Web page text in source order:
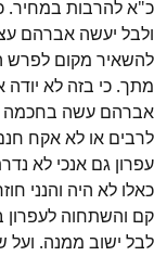
כ"א להרבות במחיר.
ולבל יעשה אברהם
להשאיר מקום לפרש
מתך. כי בזה לא יודה
אברהם עשה בחכמה
לרבים או לא אקח
עפרון גם אנכי לא
כאלו לא היה והנני
קם והשתחוה לעפרון
לבל ישוב ממנה. ועל